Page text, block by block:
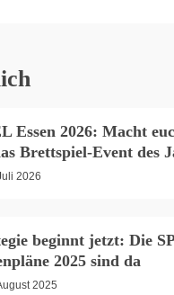
Essen 2026: Macht
Brettspiel-Event des
2026
beginnt jetzt: Die
2025 sind da
2025